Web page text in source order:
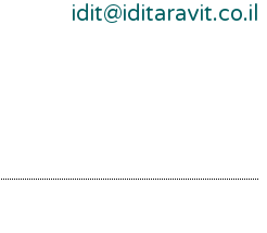
idit@iditaravit.co.il